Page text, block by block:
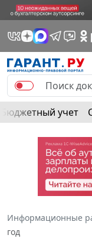
Бюджетный учет
Информационные
год